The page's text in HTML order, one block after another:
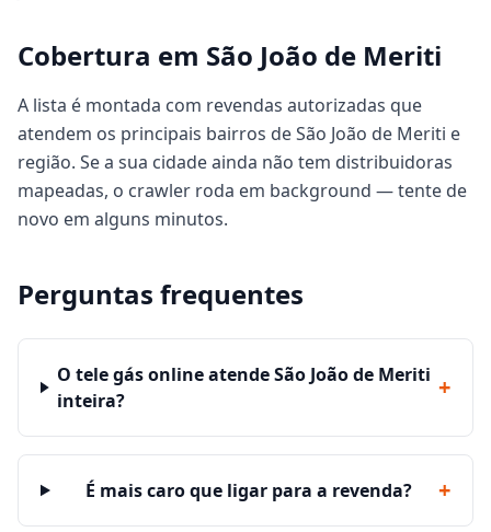
Cobertura em São João de Meriti
A lista é montada com revendas autorizadas que
atendem os principais bairros de São João de Meriti e
região. Se a sua cidade ainda não tem distribuidoras
mapeadas, o crawler roda em background — tente de
novo em alguns minutos.
Perguntas frequentes
O tele gás online atende São João de Meriti
inteira?
+
É mais caro que ligar para a revenda? +